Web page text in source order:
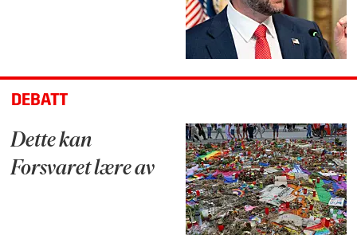
DEBATT
Dette kan
Forsvaret lære av